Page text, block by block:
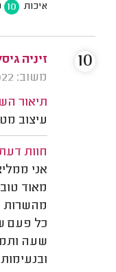
איכות 10
זיניה
משוב: 20/01/2022
תיאור
עיצוב
חוות
אני
מאוד
מהשרות
כל פעם
שעה
10